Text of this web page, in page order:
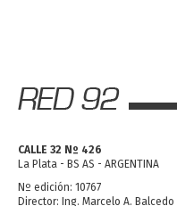
CALLE 32 Nº 426
La Plata - BS AS - ARGENTINA
Nº edición: 10767
Director: Ing. Marcelo A. Balcedo